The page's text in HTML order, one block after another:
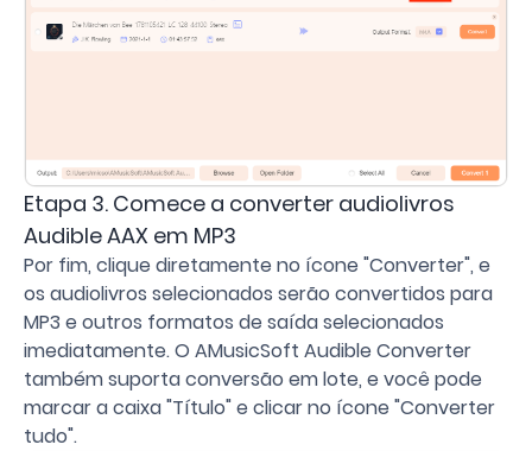
Etapa 3. Comece a converter audiolivros
Audible AAX em MP3
Por fim, clique diretamente no ícone "Converter", e
os audiolivros selecionados serão convertidos para
MP3 e outros formatos de saída selecionados
imediatamente. O AMusicSoft Audible Converter
também suporta conversão em lote, e você pode
marcar a caixa "Título" e clicar no ícone "Converter
tudo".